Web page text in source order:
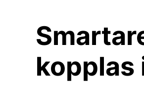
kopplas